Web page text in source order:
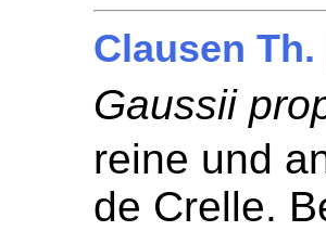
Clausen Th.
Gaussii
reine und
de Crelle.